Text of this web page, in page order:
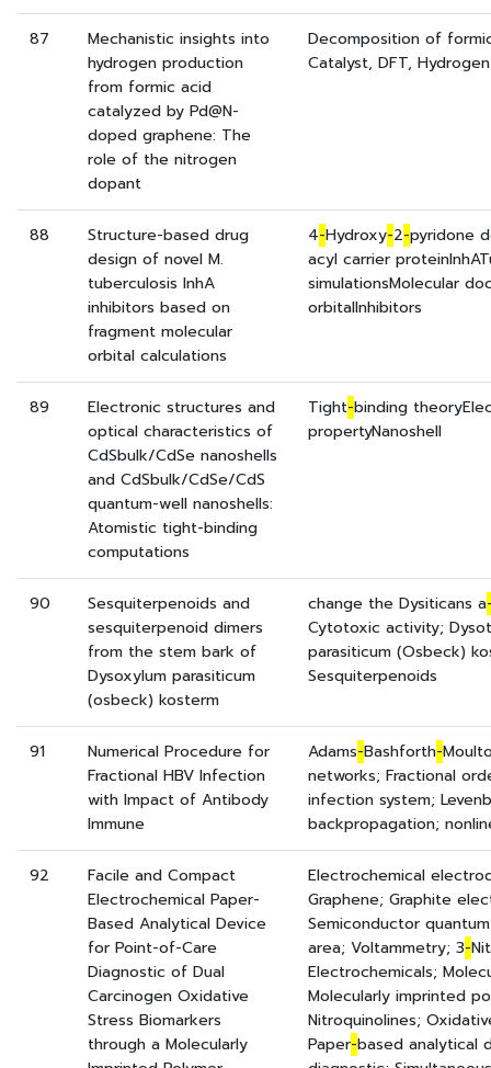
87
Mechanistic insights into
hydrogen production
from formic acid
catalyzed by Pd@N-
doped graphene: The
role of the nitrogen
dopant
Decomposition of
Catalyst, DFT,
88
Structure-based drug
design of novel M.
tuberculosis InhA
inhibitors based on
fragment molecular
orbital calculations
4-Hydroxy-2-pyridone
acyl carrier
simulationsMolecular
orbitalInhibitors
89
Electronic structures and
optical characteristics of
CdSbulk/CdSe nanoshells
and CdSbulk/CdSe/CdS
quantum-well nanoshells:
Atomistic tight-binding
computations
Tight-binding
propertyNanoshell
90
Sesquiterpenoids and
sesquiterpenoid dimers
from the stem bark of
Dysoxylum parasiticum
(osbeck) kosterm
change the Dysiticans a
Cytotoxic activity;
parasiticum (Osbeck)
Sesquiterpenoids
91
Numerical Procedure for
Fractional HBV Infection
with Impact of Antibody
Immune
Adams-Bashforth-
networks; Fractional
infection system;
backpropagation;
92
Facile and Compact
Electrochemical Paper-
Based Analytical Device
for Point-of-Care
Diagnostic of Dual
Carcinogen Oxidative
Stress Biomarkers
through a Molecularly
Electrochemical
Graphene; Graphite
Semiconductor
area; Voltammetry; 3-
Electrochemicals;
Molecularly imprinted
Nitroquinolines;
Paper-based analytical